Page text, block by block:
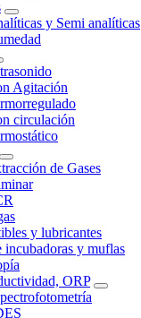
y Semi analíticas
Agitación
circulación
de Gases
y lubricantes
incubadoras y muflas
ORP